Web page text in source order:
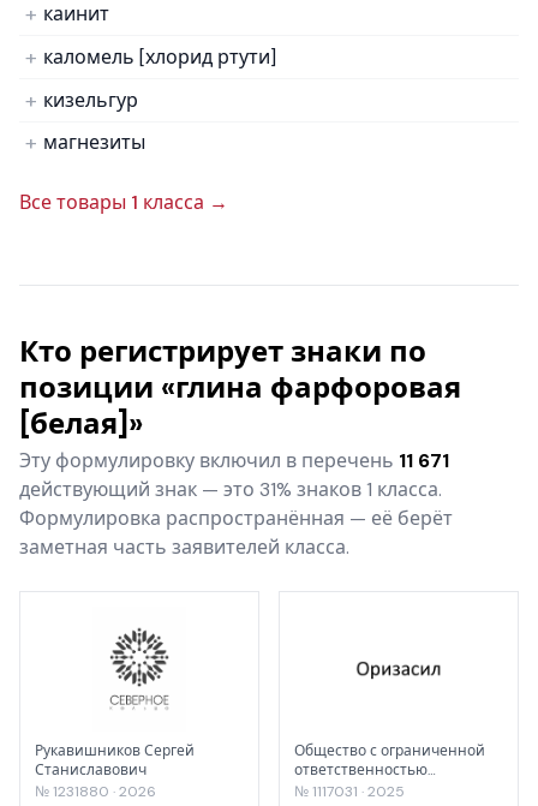
каинит
каломель [хлорид ртути]
кизельгур
магнезиты
Все товары 1 класса →
Кто регистрирует знаки по
позиции «глина фарфоровая
[белая]»
Эту формулировку включил в перечень 11 671
действующий знак — это 31% знаков 1 класса.
Формулировка распространённая — её берёт
заметная часть заявителей класса.
Рукавишников Сергей
Станиславович
№ 1231880 · 2026
Общество с ограниченной
ответственностью
«ХимРусАгро»
№ 1117031 · 2025